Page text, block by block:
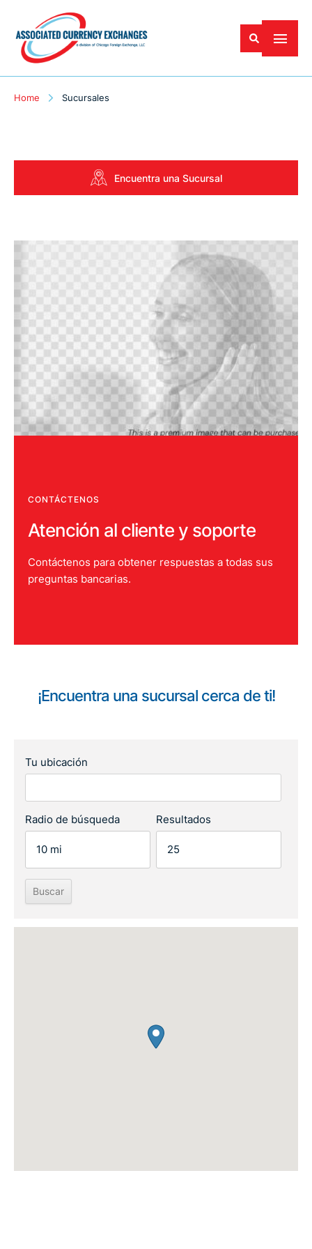
Home Sucursales
Encuentra una Sucursal
CONTÁCTENOS
Atención al cliente y soporte
Contáctenos para obtener respuestas a todas sus
preguntas bancarias.
¡Encuentra una sucursal cerca de ti!
Tu ubicación
Radio de búsqueda Resultados